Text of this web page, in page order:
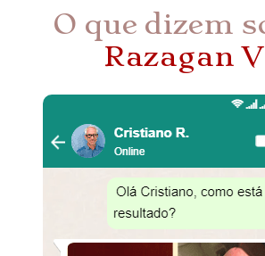
O que dizem
Razagan